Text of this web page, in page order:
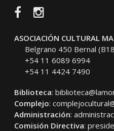
FacebookInstagram
ASOCIACIÓN CULTURAL
Belgrano 450 Bernal
+54 11 6089 6994
+54 11 4424 7490
Biblioteca:
Complejo:
Administración:
Comisión Directiva: